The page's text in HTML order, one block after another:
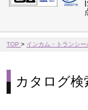
TOP> インカム・トランシ
カタログ検